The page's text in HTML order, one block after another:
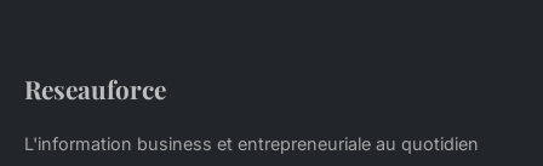
Reseauforce
L'information business et entrepreneuriale au quotidien